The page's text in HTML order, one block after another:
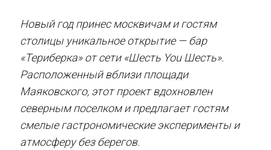
Новый год принес москвичам и гостям
столицы уникальное открытие — бар
«Териберка» от сети «Шесть You Шесть».
Расположенный вблизи площади
Маяковского, этот проект вдохновлен
северным поселком и предлагает гостям
смелые гастрономические эксперименты и
атмосферу без берегов.